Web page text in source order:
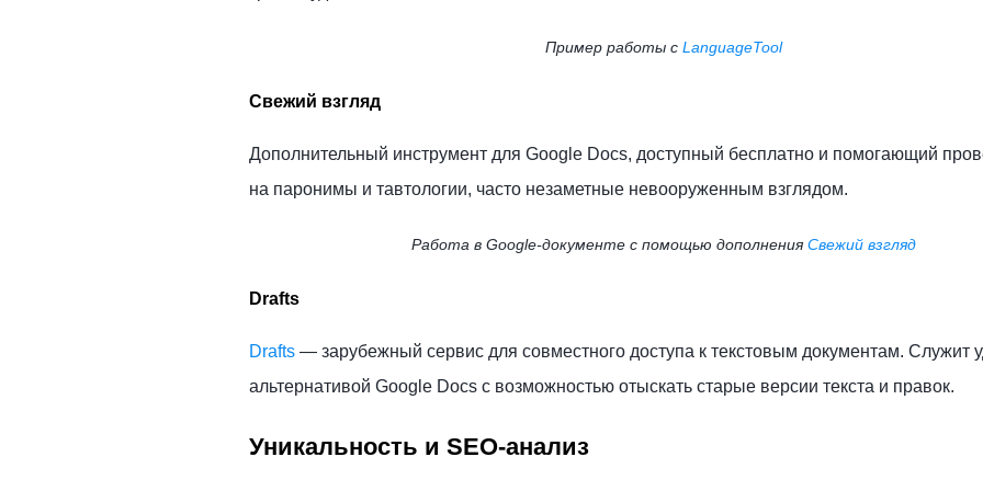
Пример работы с LanguageTool
Свежий взгляд
Дополнительный инструмент для Google Docs, доступный бесплатно и помогающий
на паронимы и тавтологии, часто незаметные невооруженным взглядом.
Работа в Google-документе с помощью дополнения Свежий взгляд
Drafts
Drafts — зарубежный сервис для совместного доступа к текстовым документам. Служит
альтернативой Google Docs с возможностью отыскать старые версии текста и правок.
Уникальность и SEO-анализ